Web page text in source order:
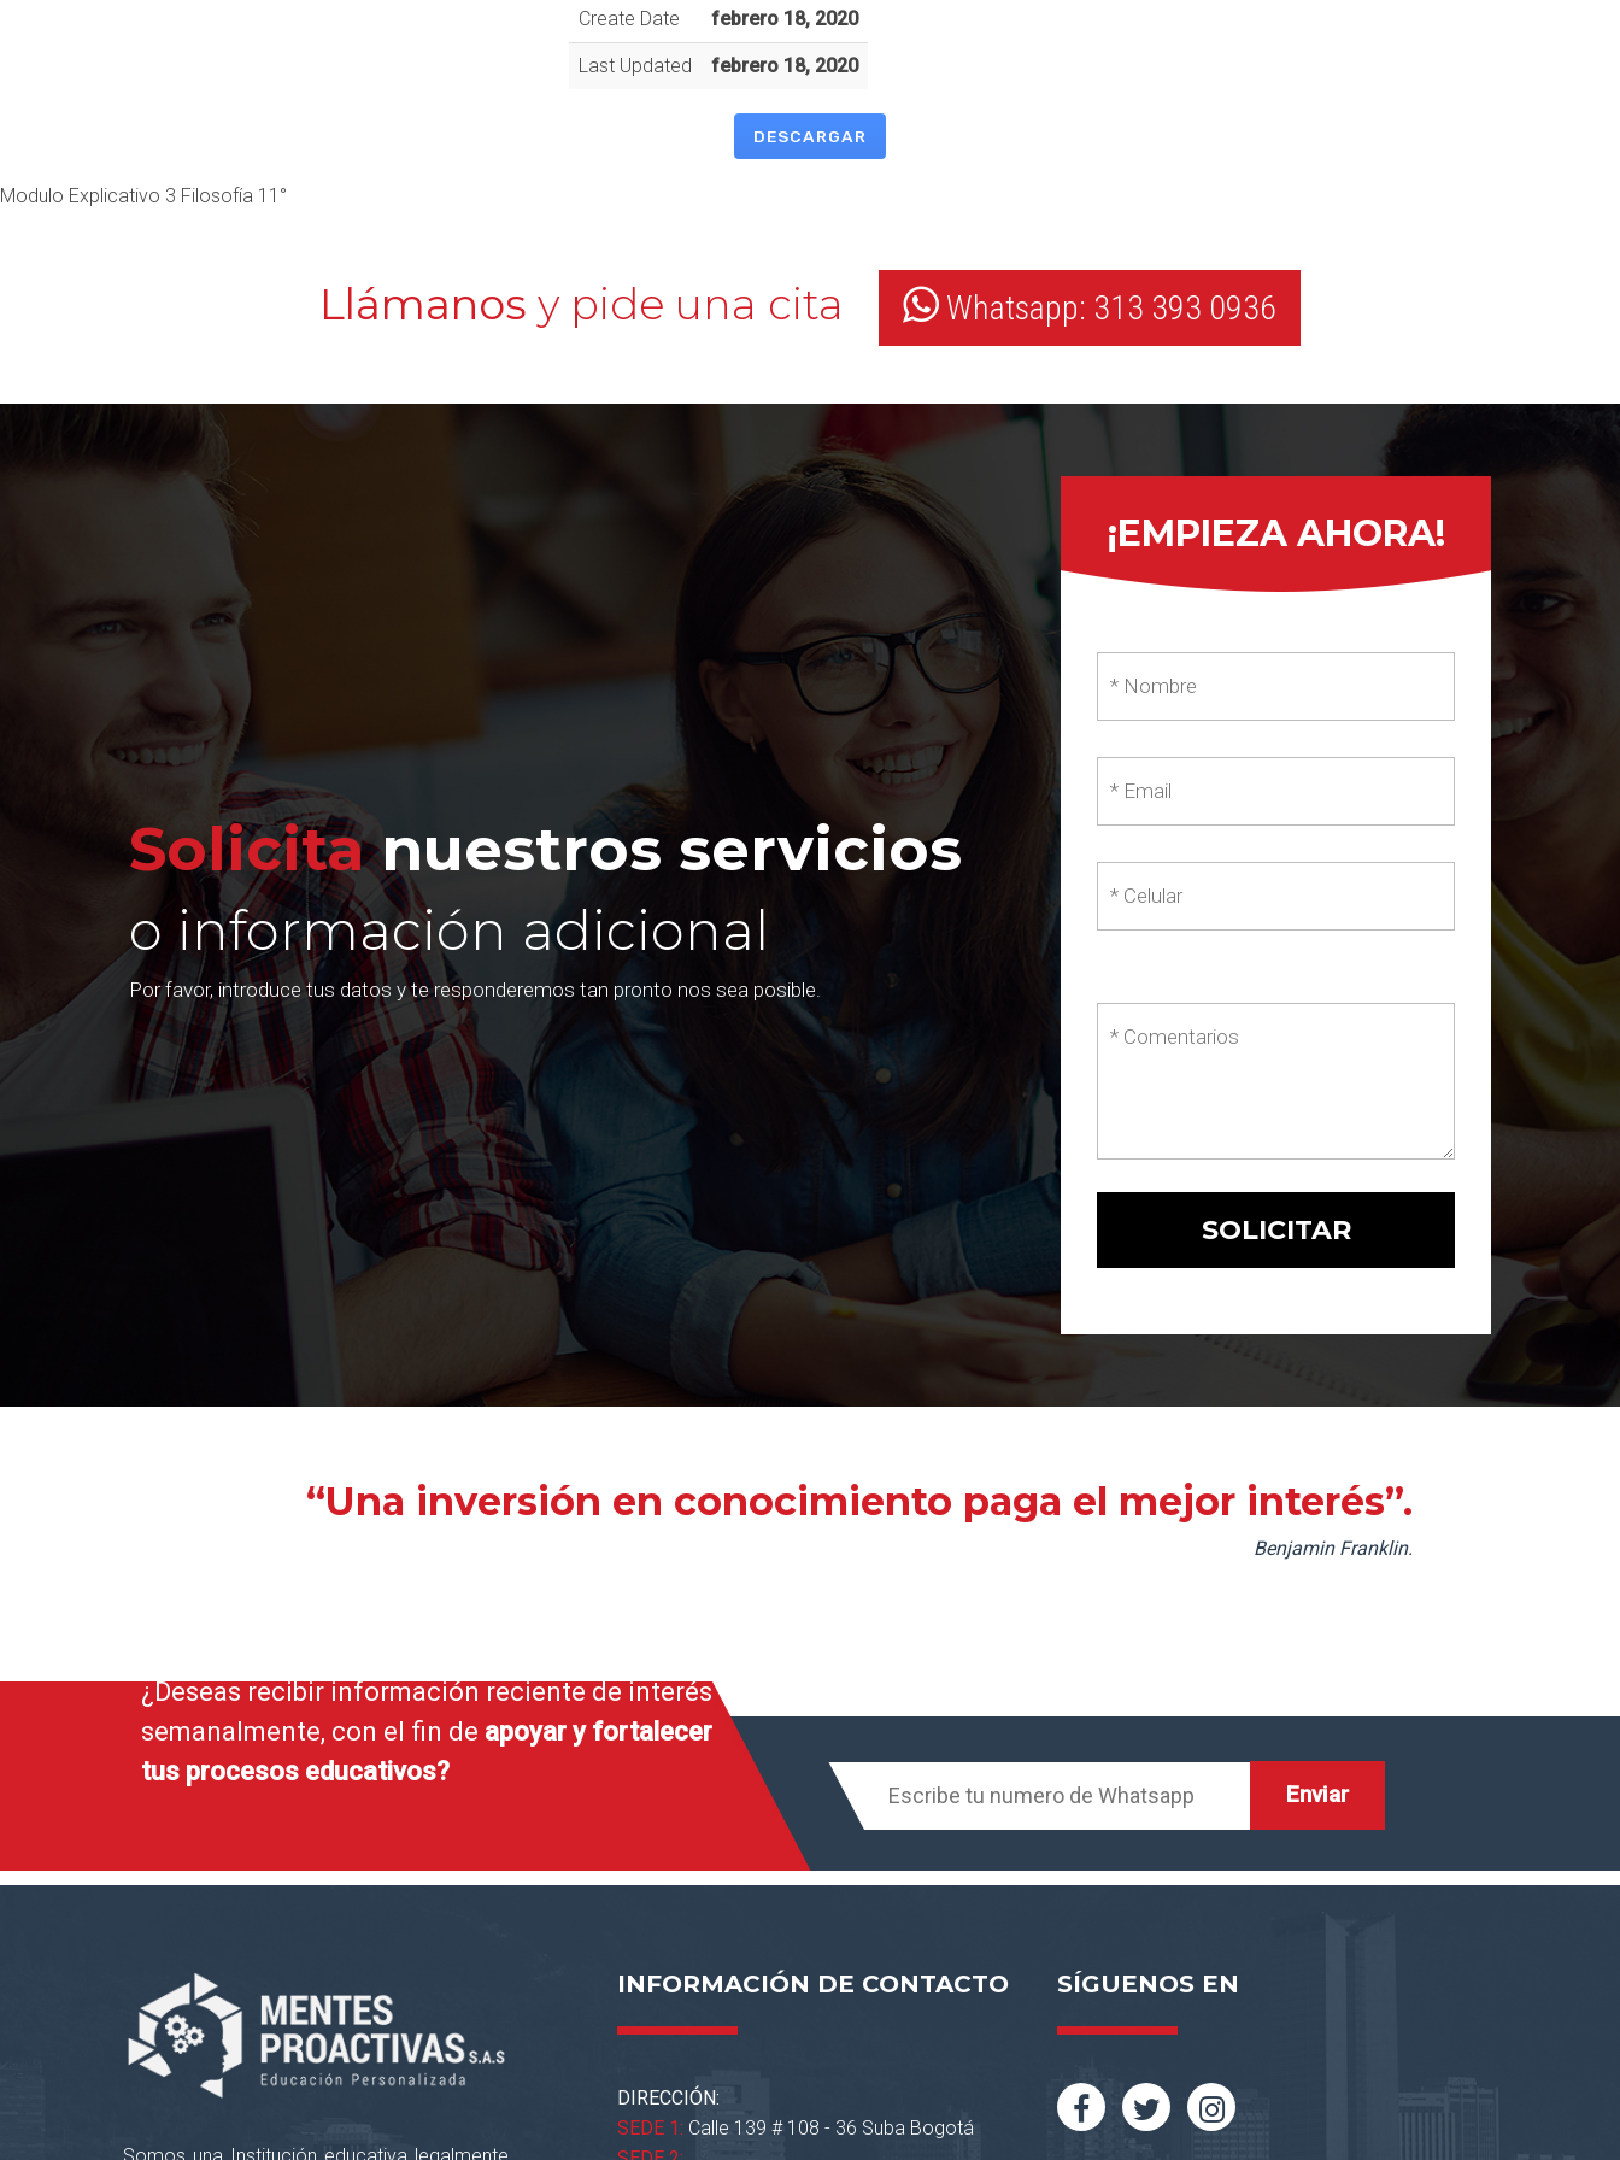
Create Date febrero 18, 2020
Last Updated febrero 18, 2020
DESCARGAR
Modulo Explicativo 3 Filosofía 11°
Llámanos y pide una cita Whatsapp: 313 393 0936
Solicitanuestros servicios
o información adicional
Por favor, introduce tus datos y te responderemos tan pronto nos sea posible.
¡EMPIEZA AHORA!
“Una inversión en conocimiento paga el mejor interés”.
Benjamin Franklin.
¿Deseas recibir información reciente de interés
semanalmente, con el fin de apoyar y fortalecer
tus procesos educativos?
INFORMACIÓN DE CONTACTO
DIRECCIÓN:
SEDE 1: Calle 139 # 108 - 36 Suba Bogotá
SÍGUENOS EN